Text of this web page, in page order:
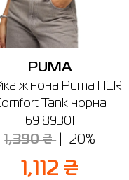
PUMA
жіноча Puma HER
Tank чорна
69189301
1,390 ₴ 20%
1,112 ₴